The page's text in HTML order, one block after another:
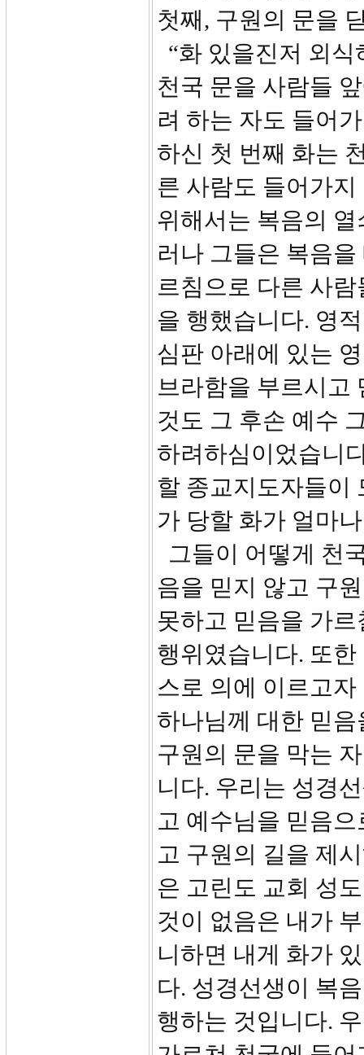
첫째, 구원의 문을
“화 있을진저 외
천국 문을 사람들
려 하는 자도 들어
하신 첫 번째 화는
른 사람도 들어가
위해서는 복음의
러나 그들은 복음
르침으로 다른 사
을 행했습니다. 영
심판 아래에 있는
브라함을 부르시고
것도 그 후손 예수
하려하심이었습니
할 종교지도자들이
가 당할 화가 얼마
그들이 어떻게 천
음을 믿지 않고 구
못하고 믿음을 가
행위였습니다. 또
스로 의에 이르고
하나님께 대한 믿
구원의 문을 막는
니다. 우리는 성경
고 예수님을 믿음
고 구원의 길을 제
은 고린도 교회 성
것이 없음은 내가
니하면 내게 화가
다. 성경선생이 복
행하는 것입니다.